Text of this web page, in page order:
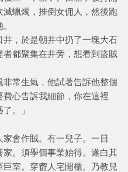
蠟燭，推倒女佣人，然後跑
，於是朝井中扔了一塊大石
都聚集在井旁，想看到盜賊
常生氣，他試著告訴他整個
心告訴我細節，你在這裡
。」
會作賊。有一兒子。一日
。須學個事業始得。遂白其
室。穿窬人宅開櫃。乃教兒